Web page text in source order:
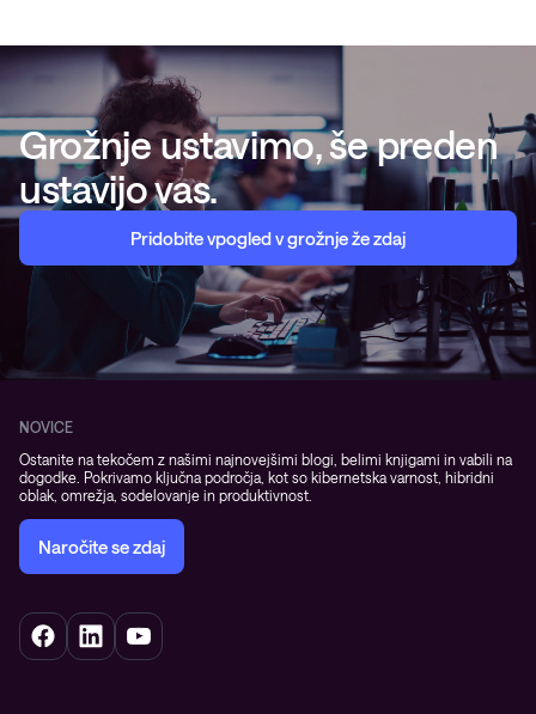
Grožnje ustavimo, še preden
ustavijo vas.
Pridobite vpogled v grožnje že zdaj
NOVICE
Ostanite na tekočem z našimi najnovejšimi blogi, belimi knjigami in vabili na
dogodke. Pokrivamo ključna področja, kot so kibernetska varnost, hibridni
oblak, omrežja, sodelovanje in produktivnost.
Naročite se zdaj